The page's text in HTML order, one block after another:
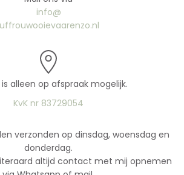
info@
is alleen op afspraak mogelijk.
KvK nr 83729054
verzonden op dinsdag, woensdag en
donderdag.
altijd contact met mij opnemen